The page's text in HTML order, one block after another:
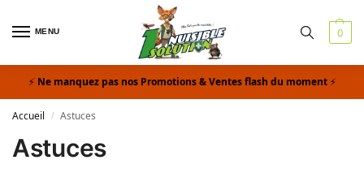
MENU 0
Ne manquez pas nos Promotions & Ventes flash du moment
Accueil / Astuces
Astuces